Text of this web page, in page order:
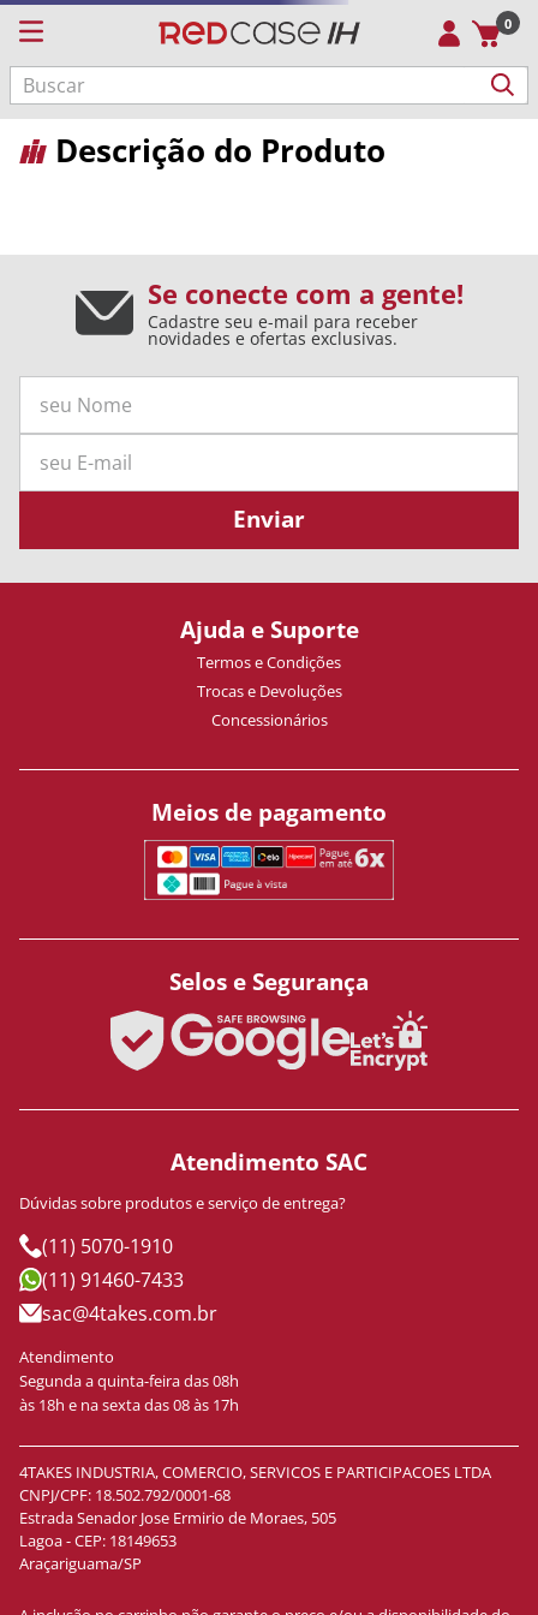
0
Buscar
Descrição do Produto
Se conecte com a gente!
Cadastre seu e-mail para receber
novidades e ofertas exclusivas.
Enviar
Ajuda e Suporte
Termos e Condições
Trocas e Devoluções
Concessionários
Meios de pagamento
Selos e Segurança
Atendimento SAC
Dúvidas sobre produtos e serviço de entrega?
(11) 5070-1910
(11) 91460-7433
sac@4takes.com.br
Atendimento
Segunda a quinta-feira das 08h
às 18h e na sexta das 08 às 17h
4TAKES INDUSTRIA, COMERCIO, SERVICOS E PARTICIPACOES LTDA
CNPJ/CPF: 18.502.792/0001-68
Estrada Senador Jose Ermirio de Moraes, 505
Lagoa - CEP: 18149653
Araçariguama/SP